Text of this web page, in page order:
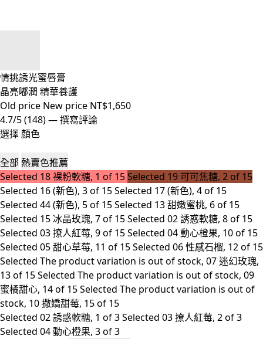
情挑誘光蜜唇膏
晶亮嘟潤 精華養護
Old price New price NT$1,650
4.7/5(148)—撰寫評論
選擇 顏色
全部 熱賣色推薦
Selected 18 裸粉軟糖​, 1 of 15Selected 19 可可焦糖​, 2 of 15
Selected 16 (新色), 3 of 15Selected 17 (新色), 4 of 15
Selected 44 (新色), 5 of 15Selected 13 甜嫩蜜桃, 6 of 15
Selected 15 冰晶玫瑰, 7 of 15Selected 02 誘惑軟糖, 8 of 15
Selected 03 撩人紅莓, 9 of 15Selected 04 動心橙果, 10 of 15
Selected 05 甜心草莓, 11 of 15Selected 06 性感石榴, 12 of 15
Selected The product variation is out of stock, 07 迷幻玫瑰,
13 of 15Selected The product variation is out of stock, 09
蜜橘甜心, 14 of 15Selected The product variation is out of
stock, 10 撒嬌甜莓, 15 of 15
Selected 02 誘惑軟糖, 1 of 3Selected 03 撩人紅莓, 2 of 3
Selected 04 動心橙果, 3 of 3